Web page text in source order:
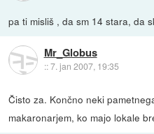
pa ti misliš , da sm 14 stara, da
Mr_Globus
::7. jan 2007, 19:35
Čisto za. Končno neki
makaronarjem, ko majo lokale